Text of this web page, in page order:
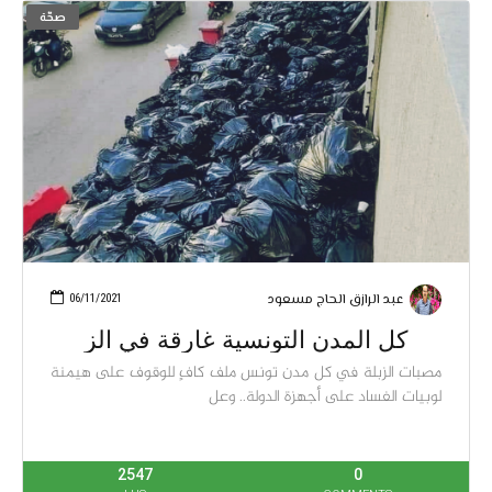
صحّة
06/11/2021 عبد الرازق الحاج مسعود
كل المدن التونسية غارقة في الز
مصبات الزبلة في كل مدن تونس ملف كافٍ للوقوف على هيمنة
لوبيات الفساد على أجهزة الدولة.. وعل
2547 0